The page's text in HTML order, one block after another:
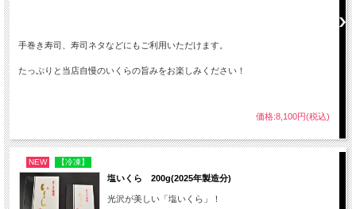
手巻き寿司、寿司ネタなどにもご利用いただけます。
たっぷりと当店自慢のいくらの旨みをお楽しみください！
価格:8,100円(税込)
NEW 【冷凍】
塩いくら 200g(2025年製造分)
光沢が美しい「塩いくら」！